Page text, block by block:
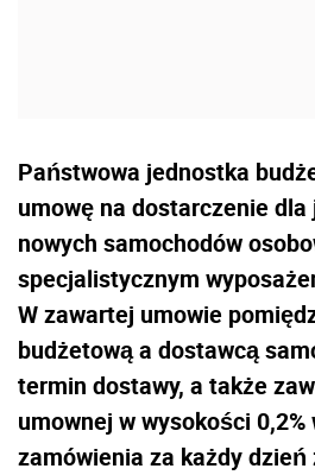
Państwowa jednostka
umowę na dostarczenie
nowych samochodów
specjalistycznym
W zawartej umowie
budżetową a dostawcą
termin dostawy, a także
umownej w wysokości
zamówienia za każdy dzień